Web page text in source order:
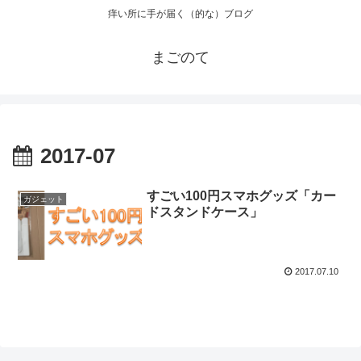
痒い所に手が届く（的な）ブログ
まごのて
2017-07
ガジェット
すごい100円スマホグッズ「カー
ドスタンドケース」
2017.07.10